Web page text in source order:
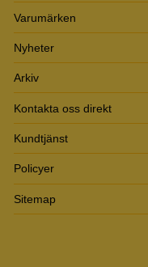
Varumärken
Nyheter
Arkiv
Kontakta oss direkt
Kundtjänst
Policyer
Sitemap